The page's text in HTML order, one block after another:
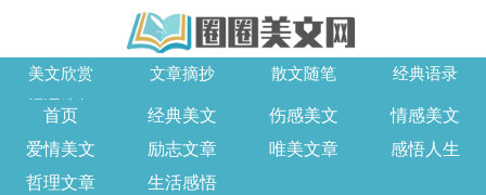
美文欣赏 文章摘抄 散文随笔
经典语录
词语造句
首页 经典美文 伤感美文
情感美文
爱情美文
励志文章 唯美文章
感悟人生
哲理文章
生活感悟